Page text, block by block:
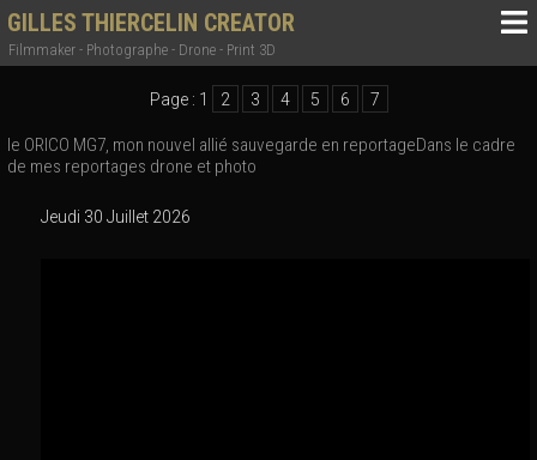
GILLES THIERCELIN CREATOR
Filmmaker - Photographe - Drone - Print 3D
Page : 1 2 3 4 5 6 7
le ORICO MG7, mon nouvel allié sauvegarde en reportageDans le cadre
de mes reportages drone et photo
Jeudi 30 Juillet 2026